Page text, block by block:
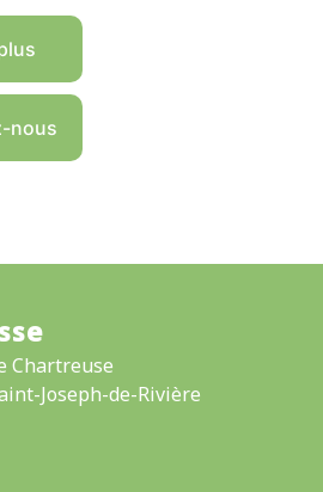
nous
Chartreuse
Joseph-de-Rivière